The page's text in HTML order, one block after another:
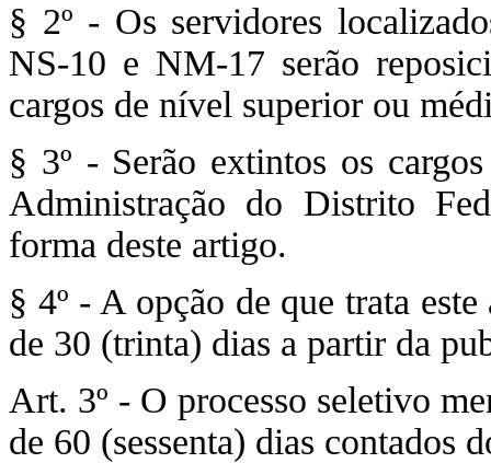
§ 2º - Os servidores
NS-10 e NM-17 serão
cargos de nível superior ou
§ 3º - Serão extintos os
Administração do Distrito
forma deste artigo.
§ 4º - A opção de que trata
de 30 (trinta) dias a partir da
Art. 3º - O processo seletivo
de 60 (sessenta) dias contados